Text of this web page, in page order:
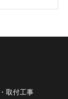
取付工事